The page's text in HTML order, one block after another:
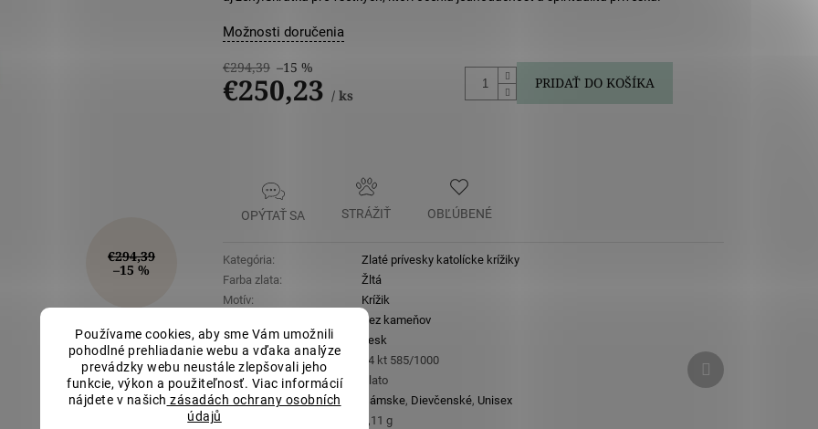
Používame cookies, aby sme Vám umožnili
pohodlné prehliadanie webu a vďaka analýze
prevádzky webu neustále zlepšovali jeho
funkcie, výkon a použiteľnosť. Viac informácií
nájdete v našich zásadách ochrany osobních
údajů
€294,39
–15 %
€294,39 –15 %
€250,23 / ks
Možnosti doručenia
PRIDAŤ DO KOŠÍKA
OPÝTAŤ SA STRÁŽIŤ OBĽÚBENÉ
Kategória:
Zlaté prívesky katolícke krížiky
Farba zlata:
Žltá
Motív:
Krížik
Bez kameňov
Povrchová úprava:
Lesk
Rýdzosť :
14 kt 585/1000
Materiál:
Zlato
Určené pre: Dámske, Dievčenské, Unisex
1,11 g
Ďalší
produkt